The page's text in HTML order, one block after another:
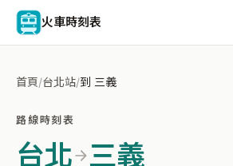
火車時刻表
首頁/台北站/到 三義
路線時刻表
台北 三義